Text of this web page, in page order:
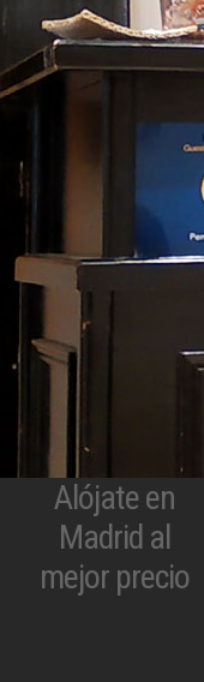
Alójate en
Madrid al
mejor precio